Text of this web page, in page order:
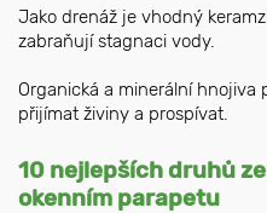
Jako drenáž je vhodný
zabraňují stagnaci vody.
Organická a minerální hnojiva
přijímat živiny a prospívat.
10 nejlepších druhů
okenním parapetu